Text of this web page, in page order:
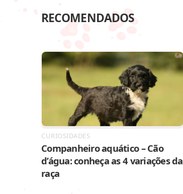
RECOMENDADOS
CURIOSIDADES
Companheiro aquático – Cão
d’água: conheça as 4 variações da
raça